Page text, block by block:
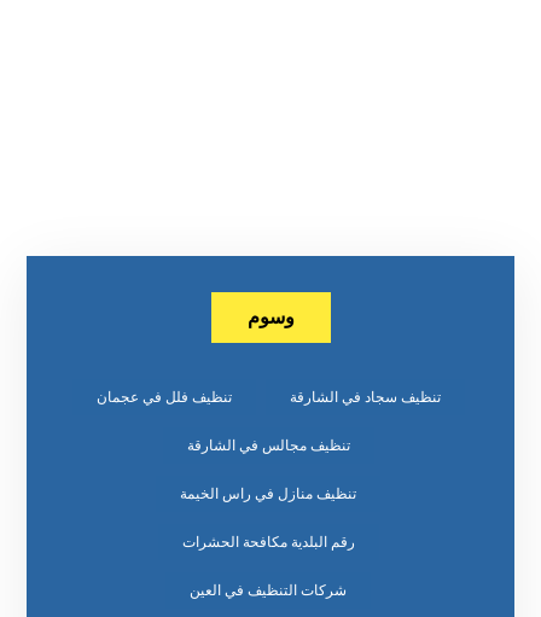
وسوم
تنظيف سجاد في الشارقة تنظيف فلل في عجمان
تنظيف مجالس في الشارقة
تنظيف منازل في راس الخيمة
رقم البلدية مكافحة الحشرات
شركات التنظيف في العين